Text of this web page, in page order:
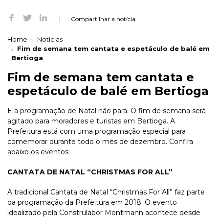
Compartilhar a notícia
Home
Notícias
Fim de semana tem cantata e espetáculo de balé em
Bertioga
Fim de semana tem cantata e
espetáculo de balé em Bertioga
E a programação de Natal não para. O fim de semana será
agitado para moradores e turistas em Bertioga. A
Prefeitura está com uma programação especial para
comemorar durante todo o mês de dezembro. Confira
abaixo os eventos:
CANTATA DE NATAL “CHRISTMAS FOR ALL”
A tradicional Cantata de Natal “Christmas For All” faz parte
da programação da Prefeitura em 2018. O evento
idealizado pela Construlabor Montmann acontece desde